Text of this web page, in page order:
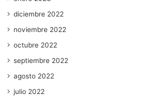
diciembre 2022
noviembre 2022
octubre 2022
septiembre 2022
agosto 2022
julio 2022